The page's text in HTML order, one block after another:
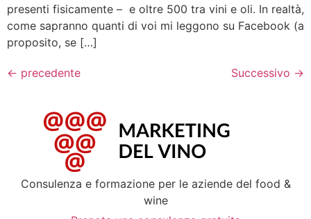
presenti fisicamente – e oltre 500 tra vini e oli. In realtà,
come sapranno quanti di voi mi leggono su Facebook (a
proposito, se […]
← precedente Successivo →
Consulenza e formazione per le aziende del food &
wine